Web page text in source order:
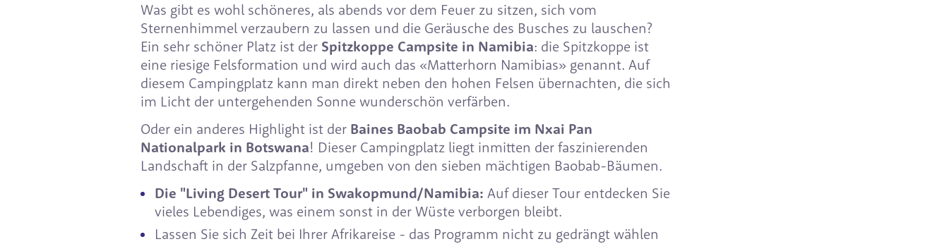
Was gibt es wohl schöneres, als abends vor dem Feuer zu sitzen, sich vom
Sternenhimmel verzaubern zu lassen und die Geräusche des Busches zu lauschen?
Ein sehr schöner Platz ist der Spitzkoppe Campsite in Namibia: die Spitzkoppe ist
eine riesige Felsformation und wird auch das «Matterhorn Namibias» genannt. Auf
diesem Campingplatz kann man direkt neben den hohen Felsen übernachten, die sich
im Licht der untergehenden Sonne wunderschön verfärben.
Oder ein anderes Highlight ist der Baines Baobab Campsite im Nxai Pan
Nationalpark in Botswana! Dieser Campingplatz liegt inmitten der faszinierenden
Landschaft in der Salzpfanne, umgeben von den sieben mächtigen Baobab-Bäumen.
Die "Living Desert Tour" in Swakopmund/Namibia: Auf dieser Tour entdecken Sie
vieles Lebendiges, was einem sonst in der Wüste verborgen bleibt.
Lassen Sie sich Zeit bei Ihrer Afrikareise - das Programm nicht zu gedrängt wählen